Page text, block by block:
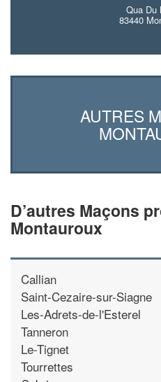
Qua Du
83440
AUTRES
D’autres Maçons
Montauroux
Callian
Saint-Cezaire-sur-Siagne
Les-Adrets-de-l'Esterel
Tanneron
Le-Tignet
Tourrettes